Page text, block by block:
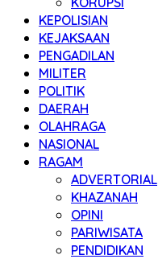
KEPOLISIAN
KEJAKSAAN
PENGADILAN
MILITER
POLITIK
DAERAH
OLAHRAGA
NASIONAL
RAGAM
ADVERTORIAL
KHAZANAH
OPINI
PARIWISATA
PENDIDIKAN